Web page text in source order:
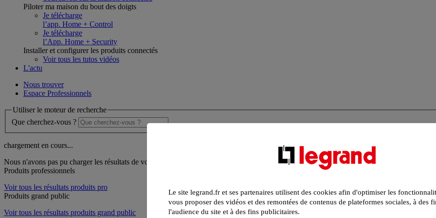
Piloter ma maison du bout des doigts
Je télécharge
l’app. Home + Control
Je télécharge
l’App. Home + Security
Installer et configurer les produits connectés
Voir tous les tutos vidéos
L'actu
Nous trouver
Espace Professionnels
Utiliser le moteur de recherche
Que cherchez-vous ?
chargement en cours...
Nous n'avons pas pu charger les résultats de votre recherche
Produits professionnels
Voir tous les résultats produits pro
Produits grand public
Voir tous les résultats produits grand public
Le site legrand.fr et ses partenaires utilisent des cookies afin d'optimiser les
vous proposer des vidéos et des remontées de contenus de plateformes sociales, à des
l'audience du site et à des fins publicitaires.